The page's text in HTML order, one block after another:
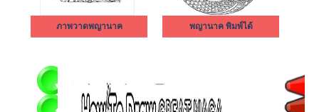
ภาพวาดพญานาค พญานาค พิมพ์ได้